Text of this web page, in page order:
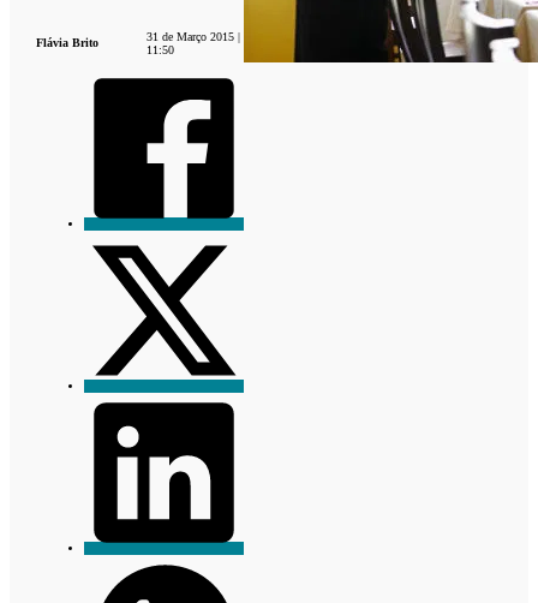
Flávia Brito
31 de Março 2015 |
11:50